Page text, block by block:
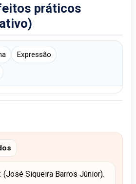
práticos
Expressão
(José Siqueira Barros Júnior).